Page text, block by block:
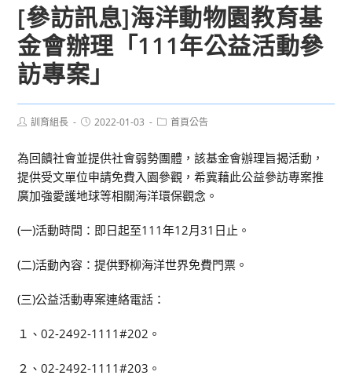
[參訪訊息]海洋動物園教育基
金會辦理「111年公益活動參
訪專案」
Post訓育組長
Post2022-01-03
Post首頁公告
為回饋社會並提供社會弱勢團體，該基金會辦理旨揭活動，
提供受文單位申請免費入園參觀，希冀藉此公益參訪專案推
廣加強愛護地球等相關海洋環保觀念。
(一)活動時間：即日起至111年12月31日止。
(二)活動內容：提供野柳海洋世界免費門票。
(三)公益活動專案連絡電話：
１、02-2492-1111#202。
２、02-2492-1111#203。